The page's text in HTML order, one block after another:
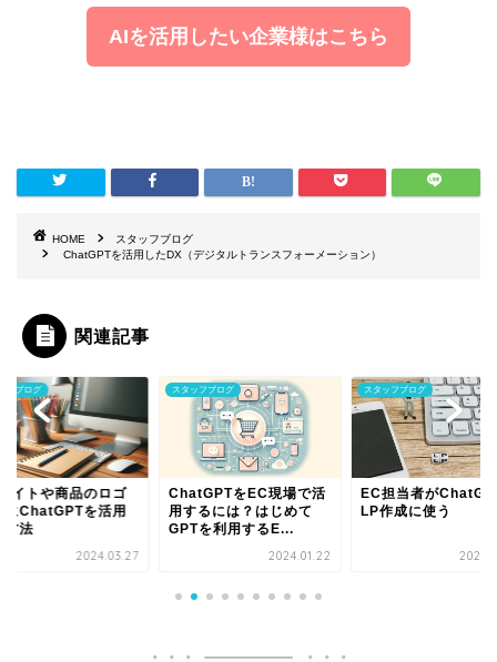
AIを活用したい企業様はこちら
HOME
スタッフブログ
ChatGPTを活用したDX（デジタルトランスフォーメーション）
関連記事
ッフブログ
をEC現場で活
るには？はじめて
を利用するE...
2024.01.22
スタッフブログ
EC担当者がChatGPTを
LP作成に使う
2024.02.29
スタッフブログ
社内異動×AIで変わ
あなたのキャリア